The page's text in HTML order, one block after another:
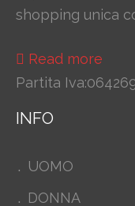
shopping unica
Read more
Partita
INFO
UOMO
DONNA